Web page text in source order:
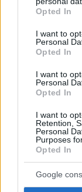
grant or deny
use your data
consent section.
Opted In
I want to
Personal
Opted In
I want to
Personal
Opted In
I want to
Retention,
Personal
Purposes
Opted In
Google